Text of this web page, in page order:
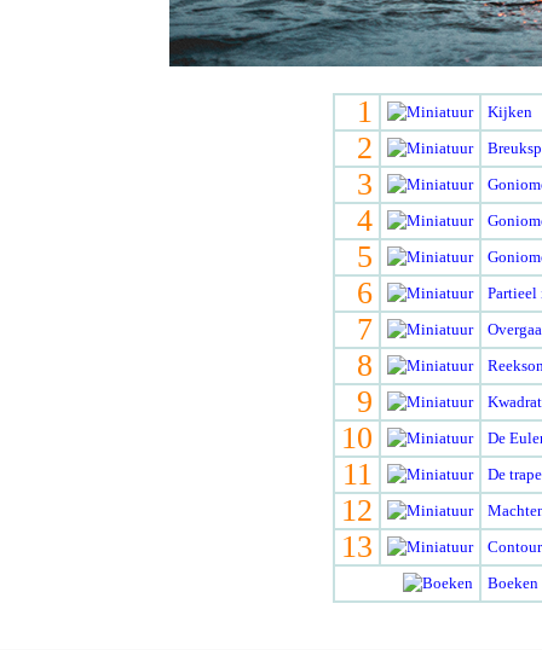
1 Kijken
2
3
4
5
6 Partieel
7
8
9
10 De
11 De
12
13
Boeken